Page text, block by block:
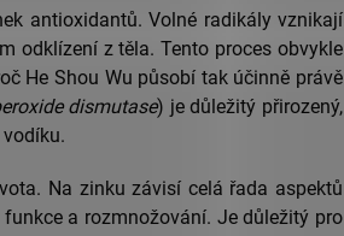
antioxidantů. Volné radikály vznikají
odklízení z těla. Tento proces obvykle
He Shou Wu působí tak účinně právě
dismutase) je důležitý přirozený,
Na zinku závisí celá řada aspektů
a rozmnožování. Je důležitý pro